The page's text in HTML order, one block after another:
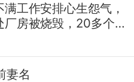
工作安排心生怨气，
厂房被烧毁，20多个
妻名